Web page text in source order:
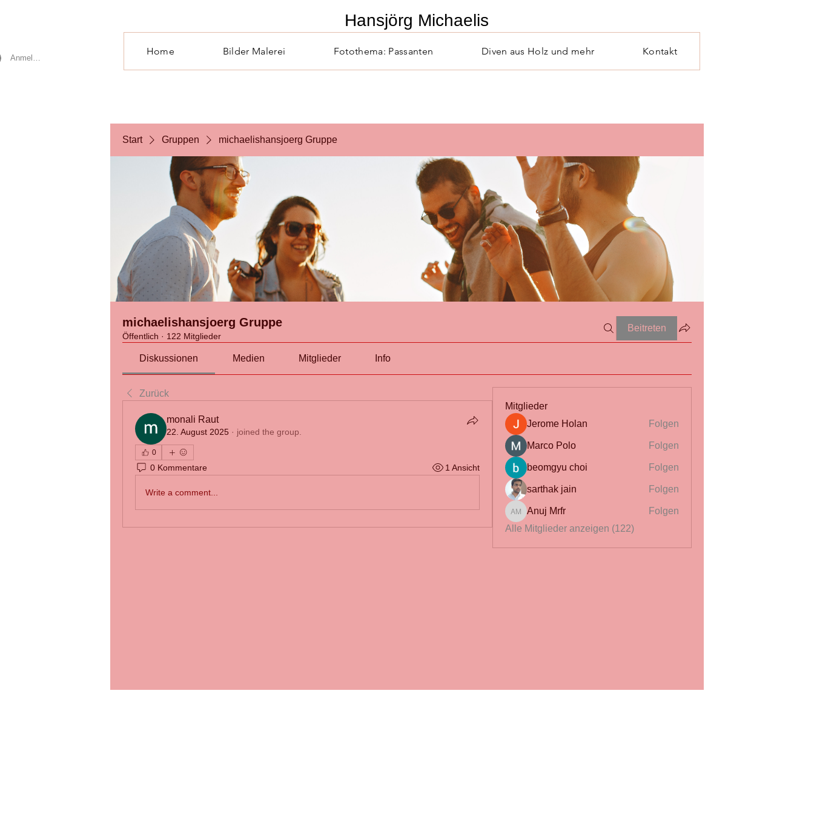
​Hansjörg Michaelis
Anmelden
Home Bilder Malerei Fotothema: Passanten Diven aus Holz und mehr Kontakt
Start Gruppen michaelishansjoerg Gruppe
michaelishansjoerg Gruppe
Öffentlich · 122 Mitglieder
Beitreten
Diskussionen Medien Mitglieder Info
Zurück
monali Raut
22. August 2025 · joined the group.
0
0 Kommentare 1 Ansicht
Write a comment...
Mitglieder
Jerome Holan
Folgen
Marco Polo Folgen
beomgyu choi Folgen
sarthak jain Folgen
Anuj Mrfr
Anuj Mrfr
Folgen
Alle Mitglieder anzeigen (122)